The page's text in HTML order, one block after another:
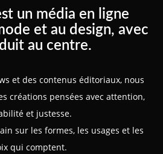
un média en ligne
et au design, avec
au centre.
et des contenus éditoriaux, nous
créations pensées avec attention,
et justesse.
sur les formes, les usages et les
qui comptent.